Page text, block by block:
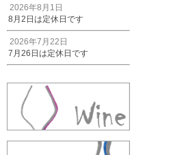
2026年8月1日
8月2日は定休日です
2026年7月22日
7月26日は定休日です